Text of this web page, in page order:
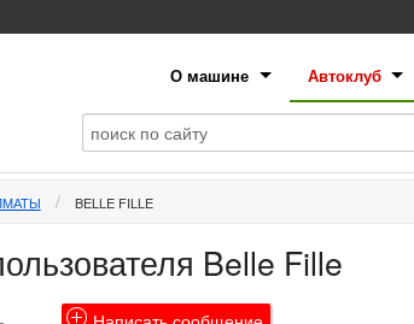
О машине Автоклуб
BELLE FILLE
Belle Fille